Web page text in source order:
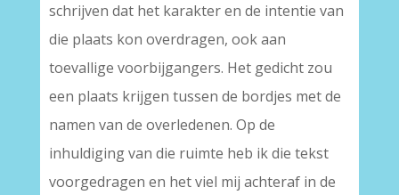
schrijven dat het karakter en de intentie van
die plaats kon overdragen, ook aan
toevallige voorbijgangers. Het gedicht zou
een plaats krijgen tussen de bordjes met de
namen van de overledenen. Op de
inhuldiging van die ruimte heb ik die tekst
voorgedragen en het viel mij achteraf in de